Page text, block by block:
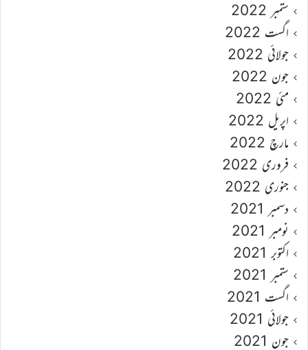
ستمبر 2022
اگست 2022
جولائی 2022
جون 2022
مئی 2022
اپریل 2022
مارچ 2022
فروری 2022
جنوری 2022
دسمبر 2021
نومبر 2021
اکتوبر 2021
ستمبر 2021
اگست 2021
جولائی 2021
جون 2021